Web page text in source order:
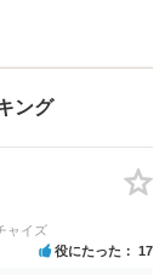
警
ング
ャイズ
役にたった 17